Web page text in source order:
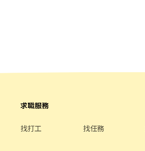
求職服務
找打工 找任務